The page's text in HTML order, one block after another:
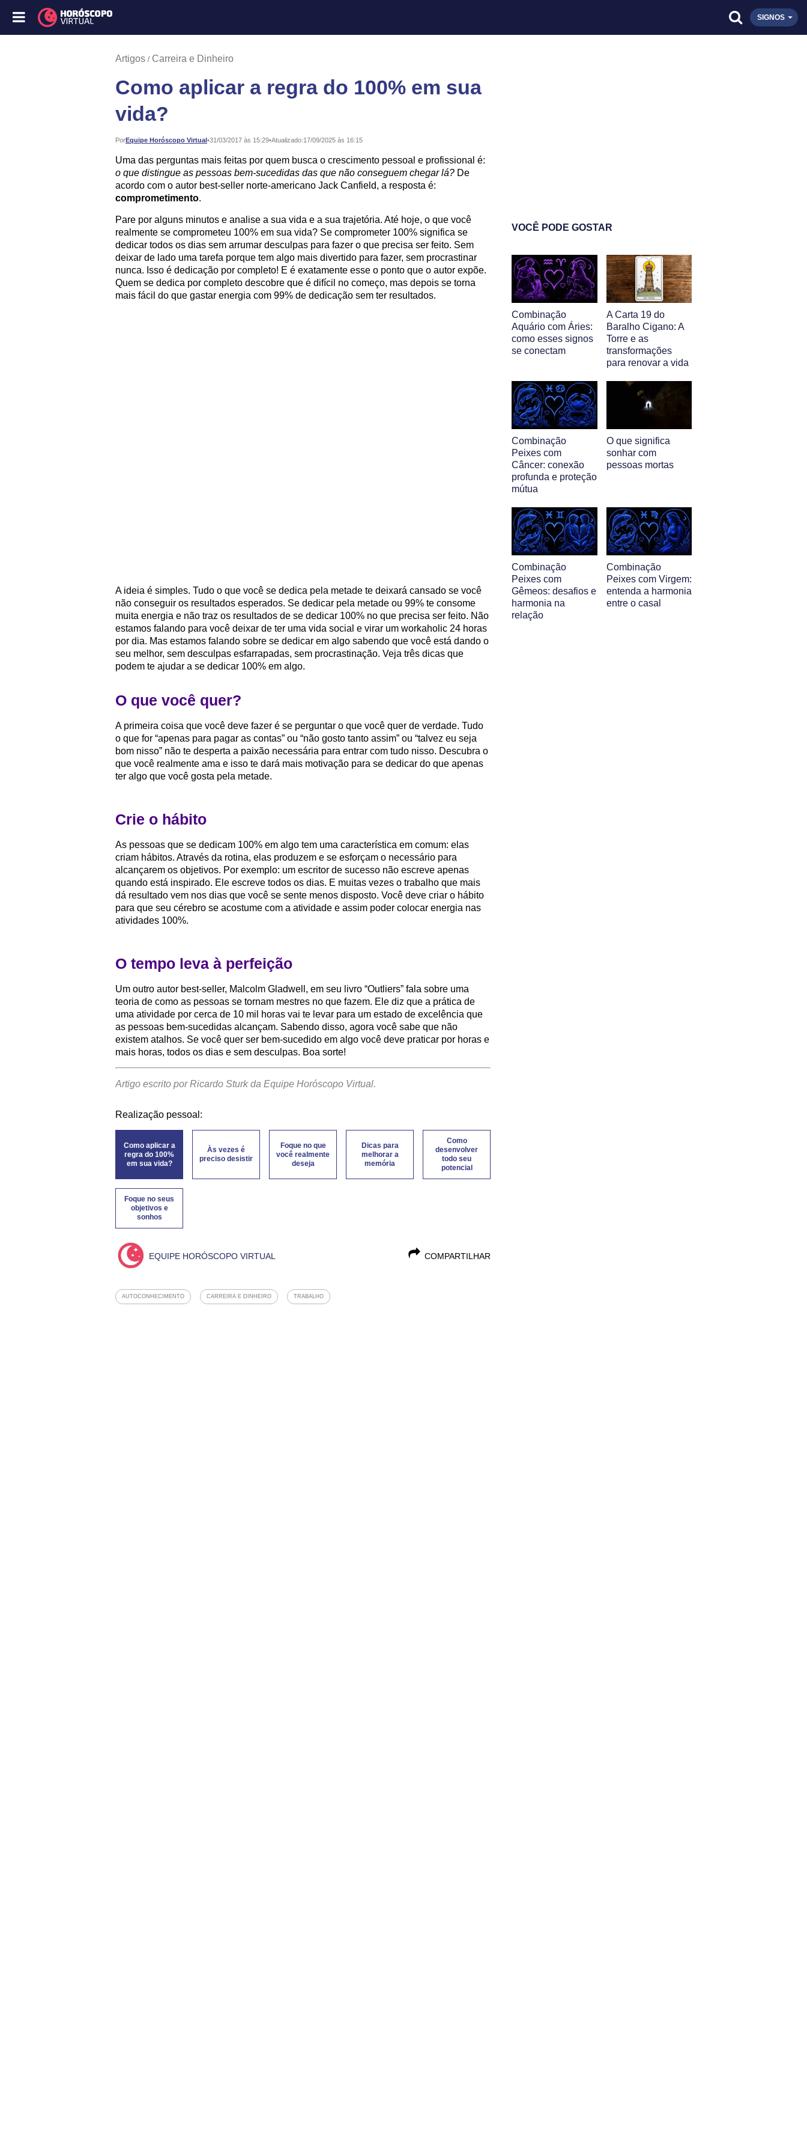
SIGNOS
Artigos Carreira e Dinheiro
Como aplicar a regra do 100% em sua
vida?
PorEquipe Horóscopo Virtual•
Publicado: 31/03/2017 às 15:29•Atualizado:17/09/2025 às 16:15
Uma das perguntas mais feitas por quem busca o crescimento pessoal e profissional é:
o que distingue as pessoas bem-sucedidas das que não conseguem chegar lá? De
acordo com o autor best-seller norte-americano Jack Canfield, a resposta é:
comprometimento.
Pare por alguns minutos e analise a sua vida e a sua trajetória. Até hoje, o que você
realmente se comprometeu 100% em sua vida? Se comprometer 100% significa se
dedicar todos os dias sem arrumar desculpas para fazer o que precisa ser feito. Sem
deixar de lado uma tarefa porque tem algo mais divertido para fazer, sem procrastinar
nunca. Isso é dedicação por completo! E é exatamente esse o ponto que o autor expõe.
Quem se dedica por completo descobre que é difícil no começo, mas depois se torna
mais fácil do que gastar energia com 99% de dedicação sem ter resultados.
A ideia é simples. Tudo o que você se dedica pela metade te deixará cansado se você
não conseguir os resultados esperados. Se dedicar pela metade ou 99% te consome
muita energia e não traz os resultados de se dedicar 100% no que precisa ser feito. Não
estamos falando para você deixar de ter uma vida social e virar um workaholic 24 horas
por dia. Mas estamos falando sobre se dedicar em algo sabendo que você está dando o
seu melhor, sem desculpas esfarrapadas, sem procrastinação. Veja três dicas que
podem te ajudar a se dedicar 100% em algo.
O que você quer?
A primeira coisa que você deve fazer é se perguntar o que você quer de verdade. Tudo
o que for “apenas para pagar as contas” ou “não gosto tanto assim” ou “talvez eu seja
bom nisso” não te desperta a paixão necessária para entrar com tudo nisso. Descubra o
que você realmente ama e isso te dará mais motivação para se dedicar do que apenas
ter algo que você gosta pela metade.
Crie o hábito
As pessoas que se dedicam 100% em algo tem uma característica em comum: elas
criam hábitos. Através da rotina, elas produzem e se esforçam o necessário para
alcançarem os objetivos. Por exemplo: um escritor de sucesso não escreve apenas
quando está inspirado. Ele escreve todos os dias. E muitas vezes o trabalho que mais
dá resultado vem nos dias que você se sente menos disposto. Você deve criar o hábito
para que seu cérebro se acostume com a atividade e assim poder colocar energia nas
atividades 100%.
O tempo leva à perfeição
Um outro autor best-seller, Malcolm Gladwell, em seu livro “Outliers” fala sobre uma
teoria de como as pessoas se tornam mestres no que fazem. Ele diz que a prática de
uma atividade por cerca de 10 mil horas vai te levar para um estado de excelência que
as pessoas bem-sucedidas alcançam. Sabendo disso, agora você sabe que não
existem atalhos. Se você quer ser bem-sucedido em algo você deve praticar por horas e
mais horas, todos os dias e sem desculpas. Boa sorte!
Artigo escrito por Ricardo Sturk da Equipe Horóscopo Virtual.
Realização pessoal:
Como aplicar a
regra do 100%
em sua vida?
Às vezes é
preciso desistir
Foque no que
você realmente
deseja
Dicas para
melhorar a
memória
Como
desenvolver
todo seu
potencial
Foque no seus
objetivos e
sonhos
COMPARTILHAR
EQUIPE HORÓSCOPO VIRTUAL
AUTOCONHECIMENTO CARREIRA E DINHEIRO TRABALHO
VOCÊ PODE GOSTAR
Combinação
Aquário com Áries:
como esses signos
se conectam
A Carta 19 do
Baralho Cigano: A
Torre e as
transformações
para renovar a vida
Combinação
Peixes com
Câncer: conexão
profunda e proteção
mútua
O que significa
sonhar com
pessoas mortas
Combinação
Peixes com
Gêmeos: desafios e
harmonia na
relação
Combinação
Peixes com Virgem:
entenda a harmonia
entre o casal